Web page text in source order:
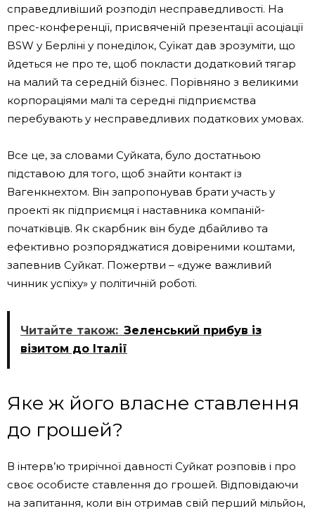
справедливіший розподіл несправедливості. На
прес-конференції, присвяченій презентації асоціації
BSW у Берліні у понеділок, Суїкат дав зрозуміти, що
йдеться не про те, щоб покласти додатковий тягар
на малий та середній бізнес. Порівняно з великими
корпораціями малі та середні підприємства
перебувають у несправедливих податкових умовах.
Все це, за словами Суйката, було достатньою
підставою для того, щоб знайти контакт із
Вагенкнехтом. Він запропонував брати участь у
проекті як підприємця і наставника компаній-
початківців. Як скарбник він буде дбайливо та
ефективно розпоряджатися довіреними коштами,
запевнив Суйкат. Пожертви – «дуже важливий
чинник успіху» у політичній роботі.
Читайте також: Зеленський прибув із
візитом до Італії
Яке ж його власне ставлення
до грошей?
В інтерв’ю трирічної давності Суйкат розповів і про
своє особисте ставлення до грошей. Відповідаючи
на запитання, коли він отримав свій перший мільйон,